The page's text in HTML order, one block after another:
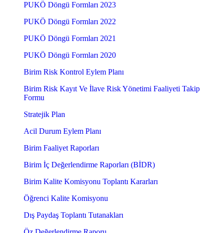
PUKÖ Döngü Formları 2023
PUKÖ Döngü Formları 2022
PUKÖ Döngü Formları 2021
PUKÖ Döngü Formları 2020
Birim Risk Kontrol Eylem Planı
Birim Risk Kayıt Ve İlave Risk Yönetimi Faaliyeti Takip
Formu
Stratejik Plan
Acil Durum Eylem Planı
Birim Faaliyet Raporları
Birim İç Değerlendirme Raporları (BİDR)
Birim Kalite Komisyonu Toplantı Kararları
Öğrenci Kalite Komisyonu
Dış Paydaş Toplantı Tutanakları